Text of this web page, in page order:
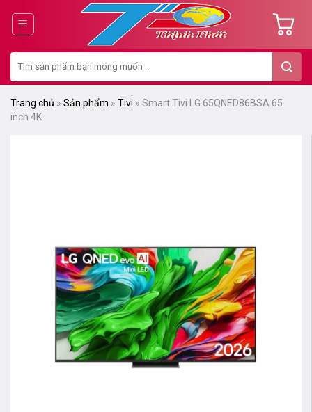
dung
kiếm:
Trang chủ » Sản phẩm » Tivi » Smart Tivi LG 65QNED86BSA 65
inch 4K